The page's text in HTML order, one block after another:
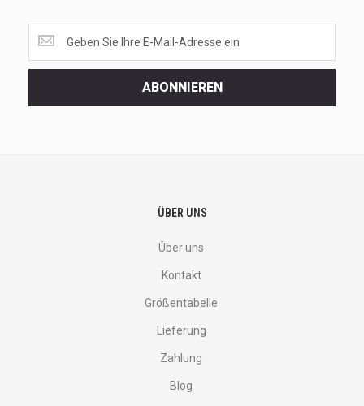
the
latest
ABONNIEREN
ÜBER UNS
Über uns
Kontakt
Größentabelle
Lieferung
Zahlung
Blog